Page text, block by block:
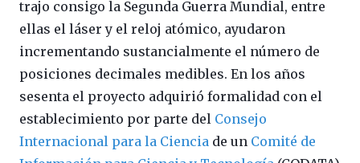
trajo consigo la Segunda Guerra Mundial, entre
ellas el láser y el reloj atómico, ayudaron
incrementando sustancialmente el número de
posiciones decimales medibles. En los años
sesenta el proyecto adquirió formalidad con el
establecimiento por parte del Consejo
Internacional para la Ciencia de un Comité de